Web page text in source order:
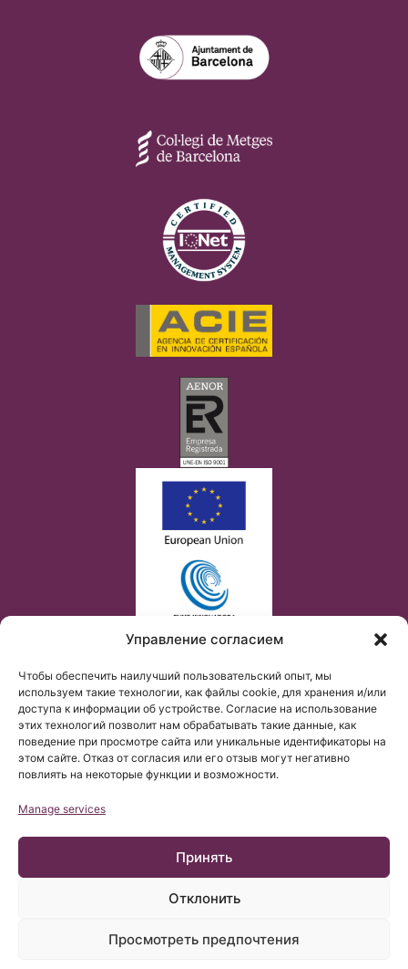
Управление согласием
Чтобы обеспечить наилучший пользовательский опыт, мы
используем такие технологии, как файлы cookie, для хранения и/или
доступа к информации об устройстве. Согласие на использование
этих технологий позволит нам обрабатывать такие данные, как
поведение при просмотре сайта или уникальные идентификаторы на
этом сайте. Отказ от согласия или его отзыв могут негативно
повлиять на некоторые функции и возможности.
Manage services
Принять
Отклонить
Просмотреть предпочтения
Барселонский Институт Киари & Сирингомиелии & Сколиоза
(БИКСС) соответствует требованиям регламента UE